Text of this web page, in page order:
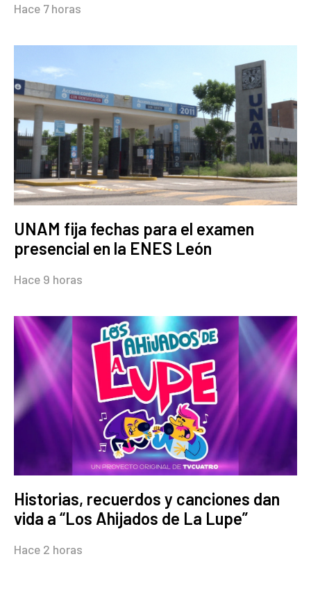
Hace 7 horas
UNAM fija fechas para el examen
presencial en la ENES León
Hace 9 horas
Historias, recuerdos y canciones dan
vida a “Los Ahijados de La Lupe”
Hace 2 horas